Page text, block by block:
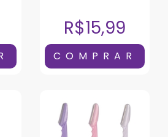
R$15,99